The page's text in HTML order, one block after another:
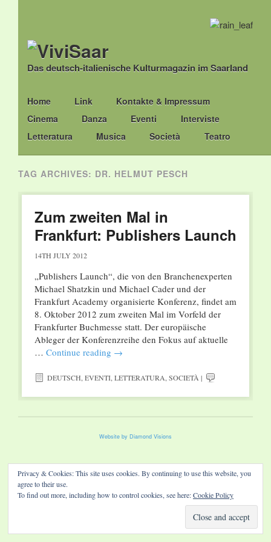
Das deutsch-italienische Kulturmagazin im Saarland
Main menu
Skip
to
content
Home Link
Kontakte & Impressum
Cinema
Danza Eventi
Interviste
Letteratura
Musica Società Teatro
TAG ARCHIVES: DR. HELMUT PESCH
Zum zweiten Mal in
Frankfurt: Publishers Launch
14TH JULY 2012
„Publishers Launch“, die von den Branchenexperten
Michael Shatzkin und Michael Cader und der
Frankfurt Academy organisierte Konferenz, findet am
8. Oktober 2012 zum zweiten Mal im Vorfeld der
Frankfurter Buchmesse statt. Der europäische
Ableger der Konferenzreihe den Fokus auf aktuelle
… Continue reading →
DEUTSCH,EVENTI,LETTERATURA,SOCIETÀ |
Website by Diamond Visions
Privacy & Cookies: This site uses cookies. By continuing to use this website, you
agree to their use.
To find out more, including how to control cookies, see here:Cookie Policy